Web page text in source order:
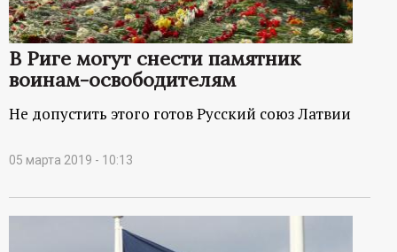
В Риге могут снести памятник
воинам-освободителям
Не допустить этого готов Русский союз Латвии
05 марта 2019 - 10:13